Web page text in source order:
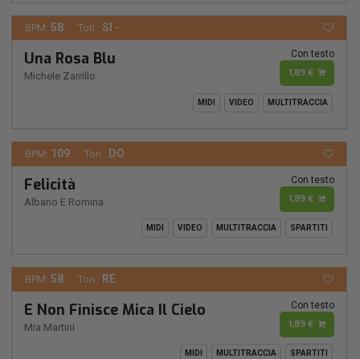
BPM: 58 Ton.: SI -
Una Rosa Blu
Michele Zarrillo
Con testo
1,89 €
MIDI VIDEO MULTITRACCIA
BPM: 109 Ton.: DO
Felicità
Albano E Romina
Con testo
1,89 €
MIDI VIDEO MULTITRACCIA SPARTITI
BPM: 58 Ton.: RE
E Non Finisce Mica Il Cielo
Mia Martini
Con testo
1,89 €
MIDI MULTITRACCIA SPARTITI